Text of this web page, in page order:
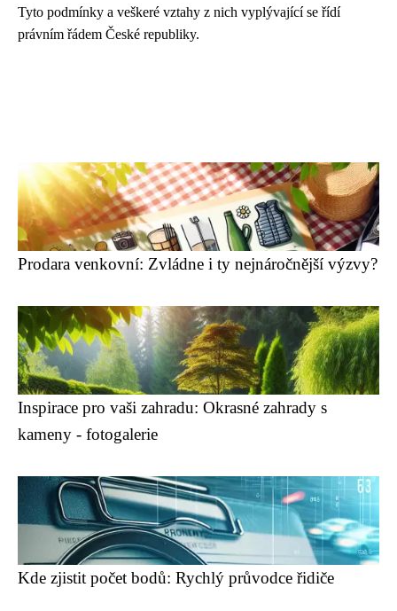
Tyto podmínky a veškeré vztahy z nich vyplývající se řídí
právním řádem České republiky.
Prodara venkovní: Zvládne i ty nejnáročnější výzvy?
Inspirace pro vaši zahradu: Okrasné zahrady s
kameny - fotogalerie
Kde zjistit počet bodů: Rychlý průvodce řidiče